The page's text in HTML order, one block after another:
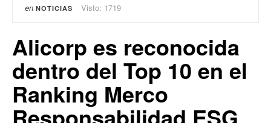
en NOTICIAS Visto: 1719
Alicorp es reconocida
dentro del Top 10 en el
Ranking Merco